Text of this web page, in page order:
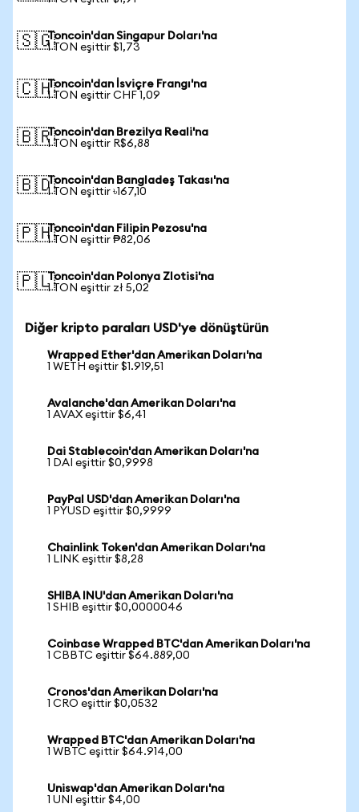
🇸🇬Toncoin'dan Singapur Doları'na
1 TON eşittir $1,73
🇨🇭Toncoin'dan İsviçre Frangı'na
1 TON eşittir CHF 1,09
🇧🇷Toncoin'dan Brezilya Reali'na
1 TON eşittir R$6,88
🇧🇩Toncoin'dan Bangladeş Takası'na
1 TON eşittir ৳167,10
🇵🇭Toncoin'dan Filipin Pezosu'na
1 TON eşittir ₱82,06
🇵🇱Toncoin'dan Polonya Zlotisi'na
1 TON eşittir zł 5,02
Diğer kripto paraları USD'ye dönüştürün
Wrapped Ether'dan Amerikan Doları'na
1 WETH eşittir $1.919,51
Avalanche'dan Amerikan Doları'na
1 AVAX eşittir $6,41
Dai Stablecoin'dan Amerikan Doları'na
1 DAI eşittir $0,9998
PayPal USD'dan Amerikan Doları'na
1 PYUSD eşittir $0,9999
Chainlink Token'dan Amerikan Doları'na
1 LINK eşittir $8,28
SHIBA INU'dan Amerikan Doları'na
1 SHIB eşittir $0,0000046
Coinbase Wrapped BTC'dan Amerikan Doları'na
1 CBBTC eşittir $64.889,00
Cronos'dan Amerikan Doları'na
1 CRO eşittir $0,0532
Wrapped BTC'dan Amerikan Doları'na
1 WBTC eşittir $64.914,00
Uniswap'dan Amerikan Doları'na
1 UNI eşittir $4,00